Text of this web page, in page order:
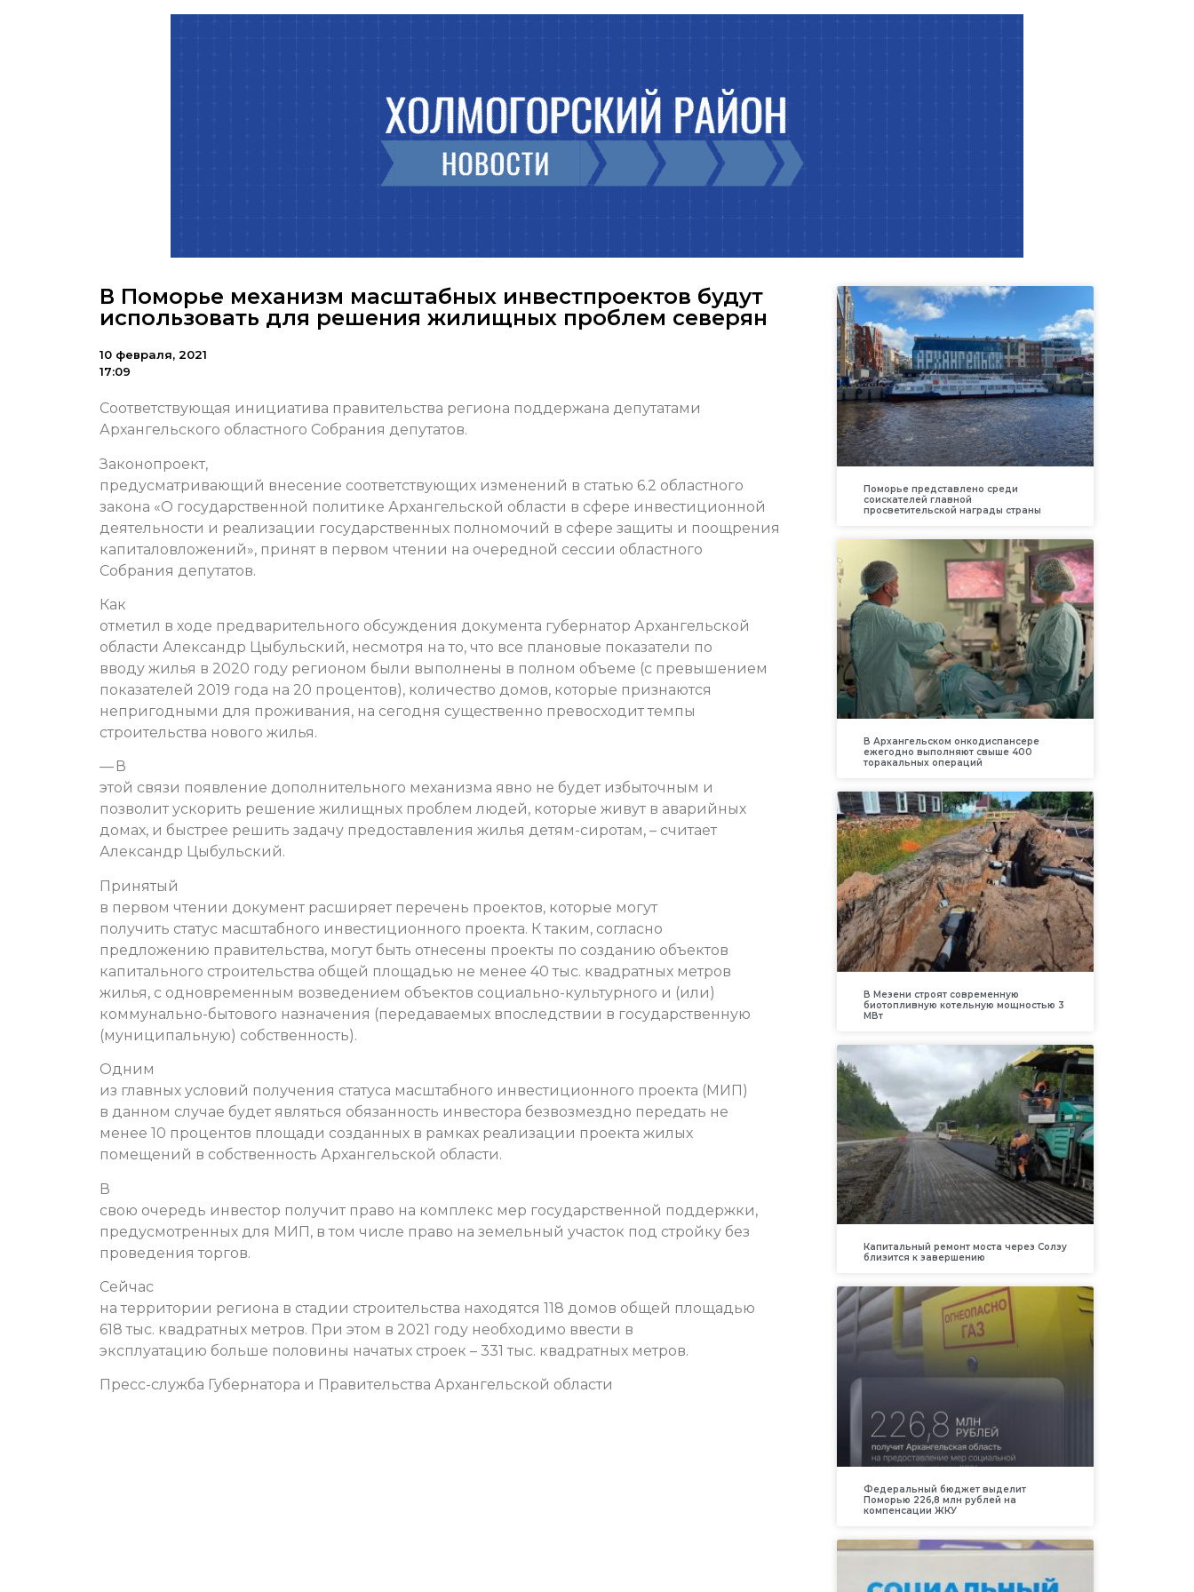
В Поморье механизм масштабных инвестпроектов будут
использовать для решения жилищных проблем северян
10 февраля, 2021
17:09
Соответствующая инициатива правительства региона поддержана депутатами
Архангельского областного Собрания депутатов.
Законопроект,
предусматривающий внесение соответствующих изменений в статью 6.2 областного
закона «О государственной политике Архангельской области в сфере инвестиционной
деятельности и реализации государственных полномочий в сфере защиты и поощрения
капиталовложений», принят в первом чтении на очередной сессии областного
Собрания депутатов.
Как
отметил в ходе предварительного обсуждения документа губернатор Архангельской
области Александр Цыбульский, несмотря на то, что все плановые показатели по
вводу жилья в 2020 году регионом были выполнены в полном объеме (с превышением
показателей 2019 года на 20 процентов), количество домов, которые признаются
непригодными для проживания, на сегодня существенно превосходит темпы
строительства нового жилья.
— В
этой связи появление дополнительного механизма явно не будет избыточным и
позволит ускорить решение жилищных проблем людей, которые живут в аварийных
домах, и быстрее решить задачу предоставления жилья детям-сиротам, – считает
Александр Цыбульский.
Принятый
в первом чтении документ расширяет перечень проектов, которые могут
получить статус масштабного инвестиционного проекта. К таким, согласно
предложению правительства, могут быть отнесены проекты по созданию объектов
капитального строительства общей площадью не менее 40 тыс. квадратных метров
жилья, с одновременным возведением объектов социально-культурного и (или)
коммунально-бытового назначения (передаваемых впоследствии в государственную
(муниципальную) собственность).
Одним
из главных условий получения статуса масштабного инвестиционного проекта (МИП)
в данном случае будет являться обязанность инвестора безвозмездно передать не
менее 10 процентов площади созданных в рамках реализации проекта жилых
помещений в собственность Архангельской области.
В
свою очередь инвестор получит право на комплекс мер государственной поддержки,
предусмотренных для МИП, в том числе право на земельный участок под стройку без
проведения торгов.
Сейчас
на территории региона в стадии строительства находятся 118 домов общей площадью
618 тыс. квадратных метров. При этом в 2021 году необходимо ввести в
эксплуатацию больше половины начатых строек – 331 тыс. квадратных метров.
Пресс-служба Губернатора и Правительства Архангельской области
Поморье представлено среди
соискателей главной
просветительской награды страны
В Архангельском онкодиспансере
ежегодно выполняют свыше 400
торакальных операций
В Мезени строят современную
биотопливную котельную мощностью 3
МВт
Капитальный ремонт моста через Солзу
близится к завершению
Федеральный бюджет выделит
Поморью 226,8 млн рублей на
компенсации ЖКУ